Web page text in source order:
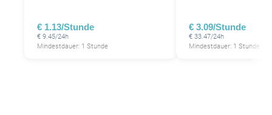
€ 1.13/Stunde
€ 9.45/24h
Mindestdauer: 1 Stunde
€ 3.09/Stunde
€ 33.47/24h
Mindestdauer: 1 Stunde